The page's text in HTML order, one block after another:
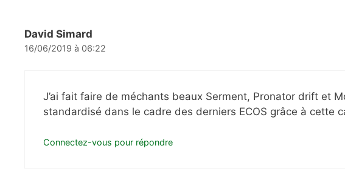
David Simard
16/06/2019 à 06:22
J’ai fait faire de méchants beaux Serment, Pronator drift et
standardisé dans le cadre des derniers ECOS grâce à cette
Connectez-vous pour répondre